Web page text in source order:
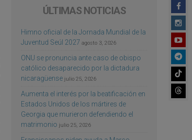
ÚLTIMAS NOTICIAS
Himno oficial de la Jornada Mundial de la
Juventud Seúl 2027 agosto 3, 2026
ONU se pronuncia ante caso de obispo
católico desaparecido por la dictadura
nicaragüense julio 25, 2026
Aumenta el interés por la beatificación en
Estados Unidos de los mártires de
Georgia que murieron defendiendo el
matrimonio julio 25, 2026